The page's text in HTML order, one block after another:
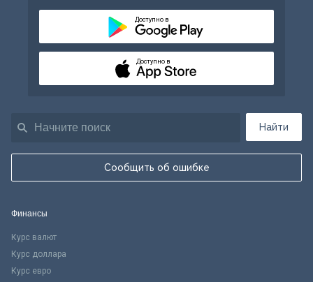
Найти
Сообщить об ошибке
Доступно в
Доступно в
Финансы
Курс валют
Курс доллара
Курс евро